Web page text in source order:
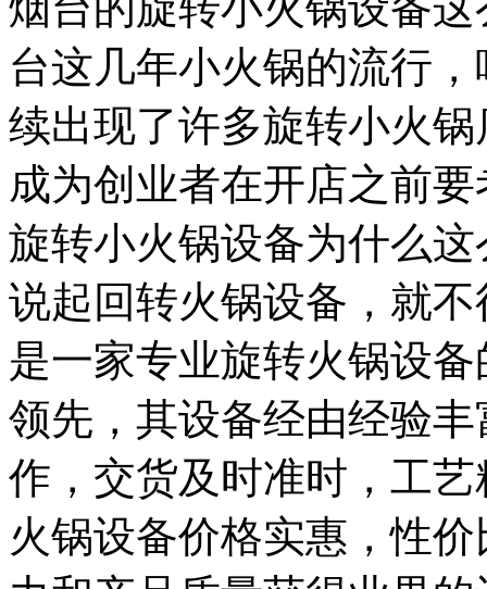
台这几年小火锅的流行
续出现了许多旋转小火
成为创业者在开店之前
旋转小火锅设备为什么这
说起回转火锅设备，就
是一家专业旋转火锅设
领先，其设备经由经验
作，交货及时准时，工
火锅设备价格实惠，性